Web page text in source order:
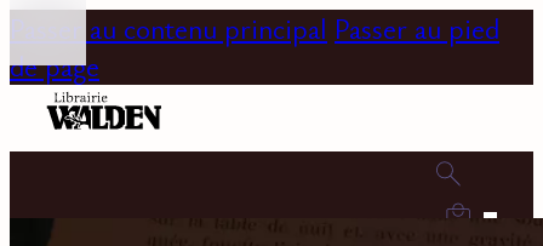
Passer au contenu principal Passer au pied
de page
0